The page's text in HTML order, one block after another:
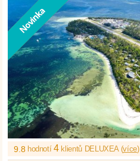
9.8 hodnotí4klientů DELUXEA (více)